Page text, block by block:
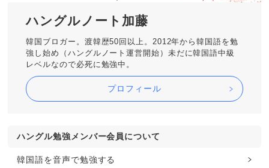
ハングルノート加藤
韓国ブロガー。渡韓歴50回以上。2012年から韓国語を勉
強し始め（ハングルノート運営開始）未だに韓国語中級
レベルなので必死に勉強中。
プロフィール
ハングル勉強メンバー会員について
韓国語を音声で勉強する